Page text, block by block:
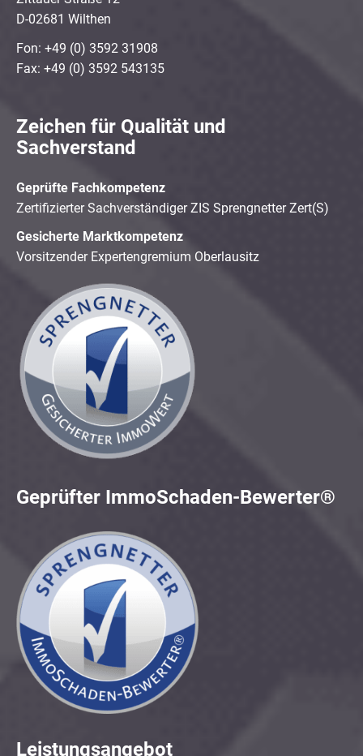
D-02681 Wilthen
Fon: +49 (0) 3592 31908
Fax: +49 (0) 3592 543135
Zeichen für Qualität und
Sachverstand
Geprüfte Fachkompetenz
Zertifizierter Sachverständiger ZIS Sprengnetter Zert(S)
Gesicherte Marktkompetenz
Vorsitzender Expertengremium Oberlausitz
Geprüfter ImmoSchaden-Bewerter®
Leistungsangebot